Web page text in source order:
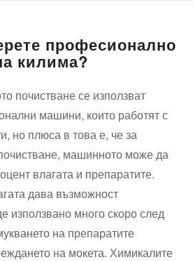
професионално
килима?
почистване се използват
машини, които работят с
но плюса в това е, че за
машинното може да
влагата и препаратите.
дава възможност
използвано много скоро след
на препаратите
на мокета. Химикалите